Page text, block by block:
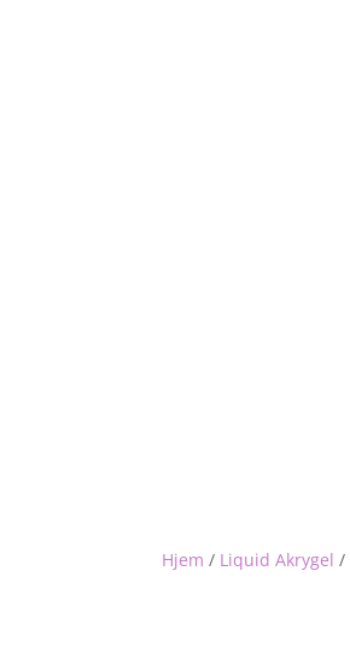
Hjem / Liquid Akrygel /